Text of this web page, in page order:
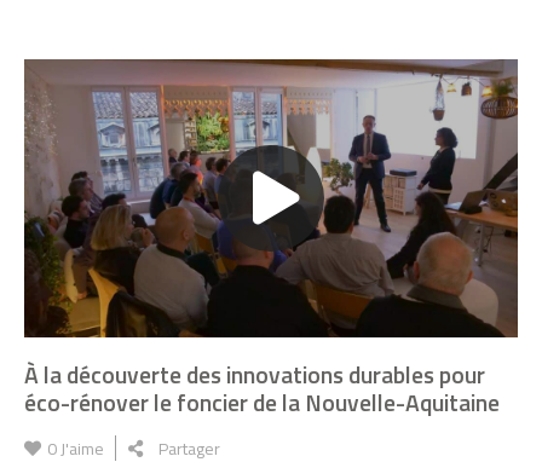
videoIfvcf9ErDbE
À la découverte des innovations durables pour
éco-rénover le foncier de la Nouvelle-Aquitaine
0J'aime Partager